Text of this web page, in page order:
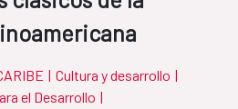
| Cultura y desarrollo |
el Desarrollo |